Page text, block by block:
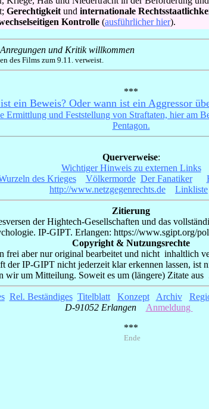
Gerechtigkeitund internationale
Kontrolle(ausführlicher hier).
und Kritik willkommen
des Films zum 9.11. verweist.
***
ein Beweis? Oder wann ist ein Aggressor
und Feststellung von Straftaten, hier am
Pentagon.
Querverweise:
Wichtiger Hinweis zu externen Links
des Krieges Völkermorde_ Der Fanatiker
http://www.netzgegenrechts.de
Linkliste
Zitierung
der Hightech-Gesellschaften und das
IP-GIPT. Erlangen: https://www.sgipt.org/
Copyright & Nutzungsrechte
aber nur original bearbeitet und nicht inhaltlich
IP-GIPT nicht jederzeit klar erkennen lassen, ist
wir um Mitteilung. Soweit es um (längere) Zitate
_ Rel. Beständiges Titelblatt_ Konzept_ Archiv_
D-91052 Erlangen
Anmeldung
***
Ende